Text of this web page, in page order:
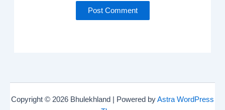
Copyright © 2026 Bhulekhland | Powered byAstra WordPress